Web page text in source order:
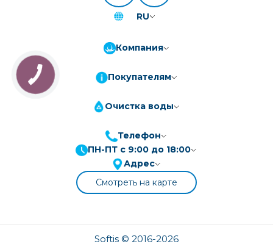
ПриватБанк
3-10 платежів, кредит 0.01%
3-7 платежів, кредит 0.01%
3-10 платежів, кредит 0.01%
RU
Компания
Покупателям
Очистка воды
Телефон
ПН-ПТ с 9:00 до 18:00
Адрес
Смотреть на карте
Softis © 2016-2026